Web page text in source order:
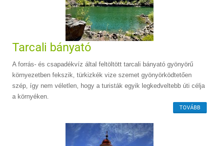
Tarcali bányató
A forrás- és csapadékvíz által feltöltött tarcali bányató gyönyörű
környezetben fekszik, türkizkék vize szemet gyönyörködtetően
szép, így nem véletlen, hogy a turisták egyik legkedveltebb úti célja
a környéken.
TOVÁBB